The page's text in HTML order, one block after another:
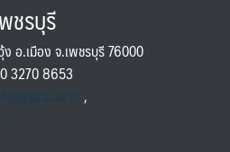
ชรบุรี
อ.เมือง จ.เพชรบุรี 76000
3270 8653
,